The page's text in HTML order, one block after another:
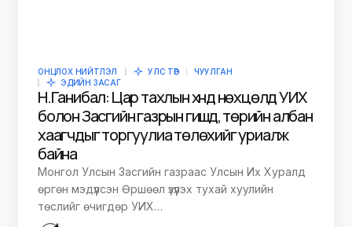
ОНЦЛОХ НИЙТЛЭЛ УЛС ТӨР
ЧУУЛГАН
ЭДИЙН ЗАСАГ
Н.Ганибал: Цар тахлын хүнд нөхцөлд УИХ
болон Засгийн газрын гишүүд, төрийн албан
хаагчдыг торгуулиа төлөхийг уриалж
байна
Монгол Улсын Засгийн газраас Улсын Их Хуралд
өргөн мэдүүлсэн Өршөөл үзүүлэх тухай хуулийн
төслийг өчигдөр УИХ…